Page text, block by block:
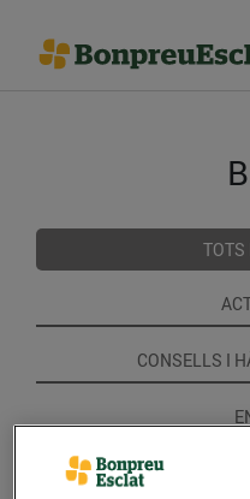
TOTS
CONSELLS I